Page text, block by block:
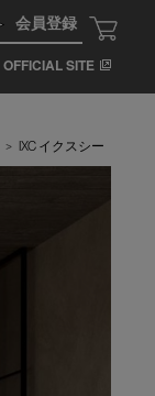
OFFICIAL SITE
会員登録
> IXC イクスシー